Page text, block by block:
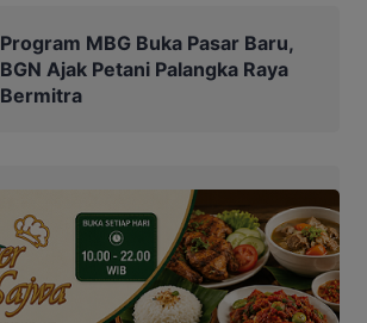
Program MBG Buka Pasar Baru,
BGN Ajak Petani Palangka Raya
Bermitra